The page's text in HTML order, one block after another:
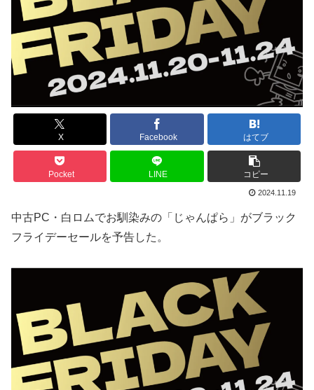
X Facebook はてブ
Pocket LINE コピー
2024.11.19
中古PC・白ロムでお馴染みの「じゃんぱら」がブラック
フライデーセールを予告した。